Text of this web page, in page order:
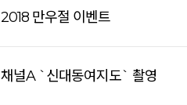
2018 만우절 이벤트
채널A `신대동여지도` 촬영